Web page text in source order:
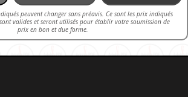
peuvent changer sans préavis. Ce sont les prix indiqués
valides et seront utilisés pour établir votre soumission de
prix en bon et due forme.